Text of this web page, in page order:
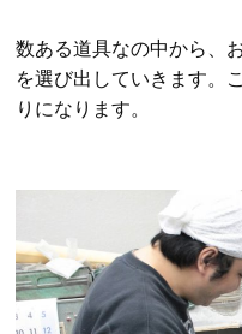
数ある道具なの中から、
を選び出していきます。
りになります。